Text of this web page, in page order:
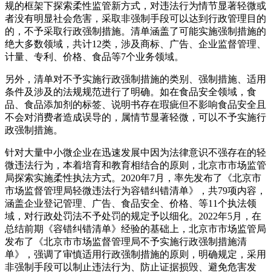
规的框架下探索柔性监管新方式，对违法行为情节显著轻微或
者没有明显社会危害，采取非强制手段可以达到行政管理目的
的，不予采取行政强制措施。清单涵盖了可能实施强制措施的
绝大多数领域，共计12类，涉及商标、广告、企业监督管理、
计量、专利、价格、食品等7个业务领域。
另外，清单对不予实施行政强制措施的类别、强制措施、适用
条件及涉及的法规规范进行了明确。如在食品安全领域，食
品、食品添加剂的标签、说明书存在瑕疵但不影响食品安全且
不会对消费者造成误导的，属情节显著轻微，可以不予实施行
政强制措施。
针对大量中小微企业在迅速发展中因为法律意识不强存在的轻
微违法行为，本着培育和教育相结合的原则，北京市市场监管
局探索实施柔性执法方式。2020年7月，率先发布了《北京市
市场监督管理局轻微违法行为容错纠错清单》，共79项内容，
涵盖企业登记管理、广告、食品安全、价格、等11个执法领
域，对行政处罚法不予处罚的规定予以细化。2022年5月，在
总结前期《容错纠错清单》经验的基础上，北京市市场监管局
发布了《北京市市场监督管理局不予实施行政强制措施清
单》，强调了审慎适用行政强制措施的原则，明确规定，采用
非强制手段可以制止违法行为、防止证据损毁、避免危害发